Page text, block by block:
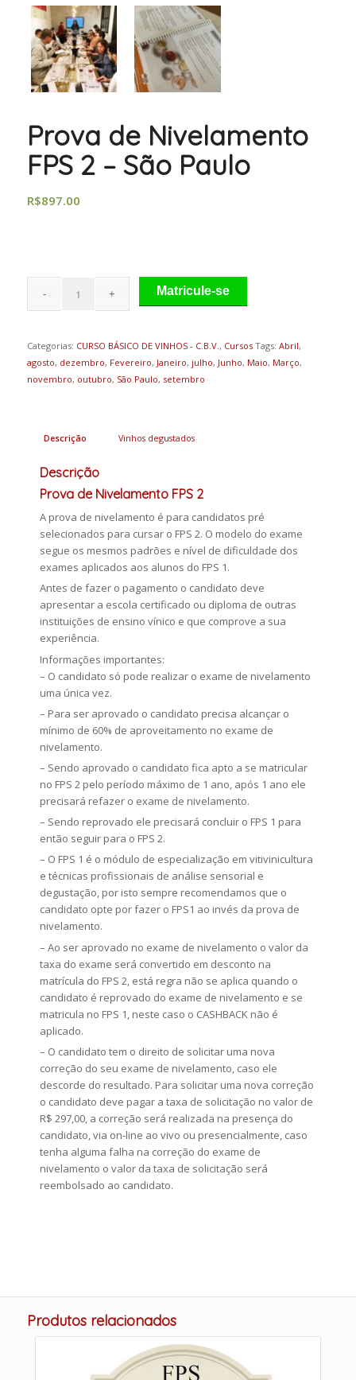
Prova de Nivelamento
FPS 2 – São Paulo
R$897.00
Matricule-se
Categorias: CURSO BÁSICO DE VINHOS - C.B.V., Cursos Tags: Abril,
agosto, dezembro, Fevereiro, Janeiro, julho, Junho, Maio, Março,
novembro, outubro, São Paulo, setembro
Descrição Vinhos degustados
Descrição
Prova de Nivelamento FPS 2
A prova de nivelamento é para candidatos pré
selecionados para cursar o FPS 2. O modelo do exame
segue os mesmos padrões e nível de dificuldade dos
exames aplicados aos alunos do FPS 1.
Antes de fazer o pagamento o candidato deve
apresentar a escola certificado ou diploma de outras
instituições de ensino vínico e que comprove a sua
experiência.
Informações importantes:
– O candidato só pode realizar o exame de nivelamento
uma única vez.
– Para ser aprovado o candidato precisa alcançar o
mínimo de 60% de aproveitamento no exame de
nivelamento.
– Sendo aprovado o candidato fica apto a se matricular
no FPS 2 pelo período máximo de 1 ano, após 1 ano ele
precisará refazer o exame de nivelamento.
– Sendo reprovado ele precisará concluir o FPS 1 para
então seguir para o FPS 2.
– O FPS 1 é o módulo de especialização em vitivinicultura
e técnicas profissionais de análise sensorial e
degustação, por isto sempre recomendamos que o
candidato opte por fazer o FPS1 ao invés da prova de
nivelamento.
– Ao ser aprovado no exame de nivelamento o valor da
taxa do exame será convertido em desconto na
matrícula do FPS 2, está regra não se aplica quando o
candidato é reprovado do exame de nivelamento e se
matricula no FPS 1, neste caso o CASHBACK não é
aplicado.
– O candidato tem o direito de solicitar uma nova
correção do seu exame de nivelamento, caso ele
descorde do resultado. Para solicitar uma nova correção
o candidato deve pagar a taxa de solicitação no valor de
R$ 297,00, a correção será realizada na presença do
candidato, via on-line ao vivo ou presencialmente, caso
tenha alguma falha na correção do exame de
nivelamento o valor da taxa de solicitação será
reembolsado ao candidato.
Produtos relacionados